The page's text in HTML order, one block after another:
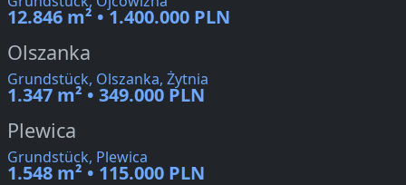
12.846 m² • 1.400.000 PLN
Olszanka
Grundstück, Olszanka, Żytnia
1.347 m² • 349.000 PLN
Plewica
Grundstück, Plewica
1.548 m² • 115.000 PLN